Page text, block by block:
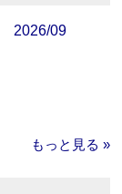
2026/09
もっと見る »